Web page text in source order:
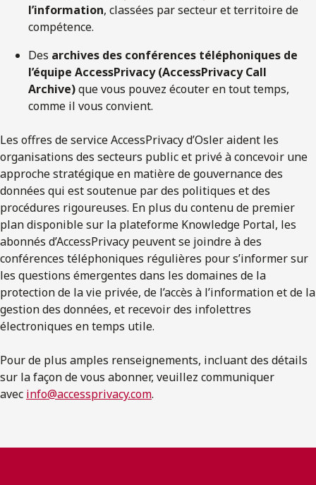
l’information, classées par secteur et territoire de
compétence.
Des archives des conférences téléphoniques de
l’équipe AccessPrivacy (AccessPrivacy Call
Archive)que vous pouvez écouter en tout temps,
comme il vous convient.
Les offres de service AccessPrivacy d’Osler aident les
organisations des secteurs public et privé à concevoir une
approche stratégique en matière de gouvernance des
données qui est soutenue par des politiques et des
procédures rigoureuses. En plus du contenu de premier
plan disponible sur la plateforme Knowledge Portal, les
abonnés d’AccessPrivacy peuvent se joindre à des
conférences téléphoniques régulières pour s’informer sur
les questions émergentes dans les domaines de la
protection de la vie privée, de l’accès à l’information et de la
gestion des données, et recevoir des infolettres
électroniques en temps utile.
Pour de plus amples renseignements, incluant des détails
sur la façon de vous abonner, veuillez communiquer
avec info@accessprivacy.com.